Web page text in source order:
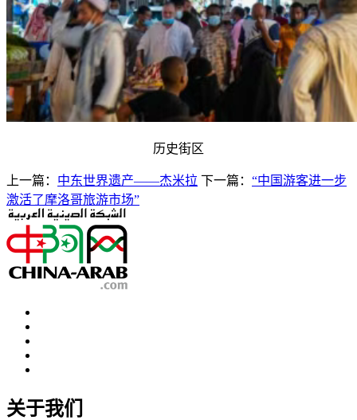
历史街区
上一篇： 中东世界遗产——杰米拉 下一篇： “中国游客进一步
激活了摩洛哥旅游市场”
关于我们